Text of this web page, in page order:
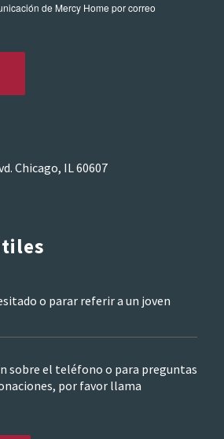
de Mercy Home por correo
Chicago, IL 60607
o parar referir a un joven
sobre el teléfono o para preguntas
por favor llama